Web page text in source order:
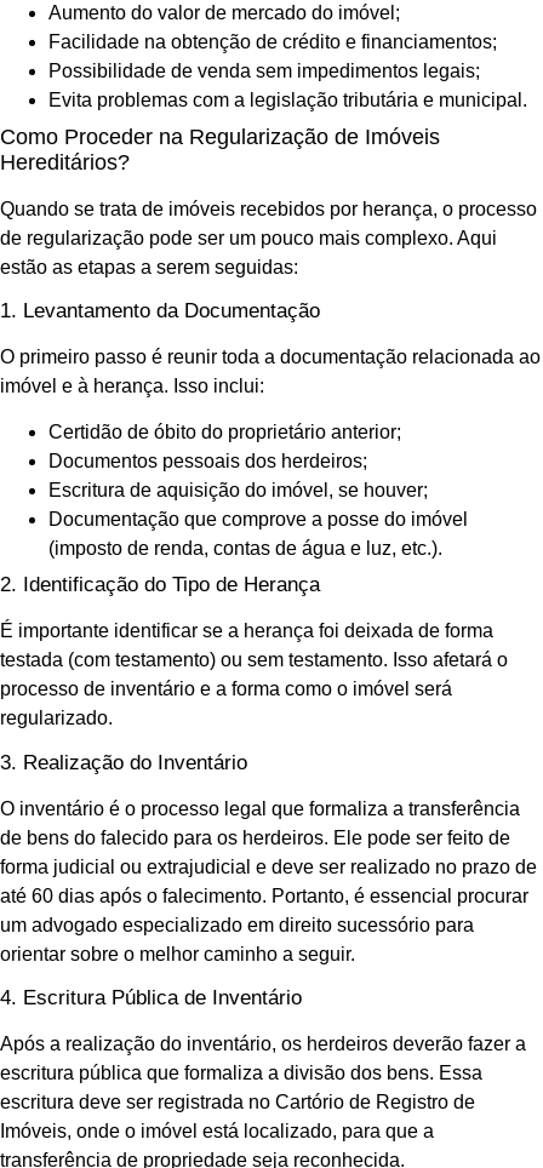
Aumento do valor de mercado do imóvel;
Facilidade na obtenção de crédito e financiamentos;
Possibilidade de venda sem impedimentos legais;
Evita problemas com a legislação tributária e municipal.
Como Proceder na Regularização de Imóveis
Hereditários?
Quando se trata de imóveis recebidos por herança, o processo
de regularização pode ser um pouco mais complexo. Aqui
estão as etapas a serem seguidas:
1. Levantamento da Documentação
O primeiro passo é reunir toda a documentação relacionada ao
imóvel e à herança. Isso inclui:
Certidão de óbito do proprietário anterior;
Documentos pessoais dos herdeiros;
Escritura de aquisição do imóvel, se houver;
Documentação que comprove a posse do imóvel
(imposto de renda, contas de água e luz, etc.).
2. Identificação do Tipo de Herança
É importante identificar se a herança foi deixada de forma
testada (com testamento) ou sem testamento. Isso afetará o
processo de inventário e a forma como o imóvel será
regularizado.
3. Realização do Inventário
O inventário é o processo legal que formaliza a transferência
de bens do falecido para os herdeiros. Ele pode ser feito de
forma judicial ou extrajudicial e deve ser realizado no prazo de
até 60 dias após o falecimento. Portanto, é essencial procurar
um advogado especializado em direito sucessório para
orientar sobre o melhor caminho a seguir.
4. Escritura Pública de Inventário
Após a realização do inventário, os herdeiros deverão fazer a
escritura pública que formaliza a divisão dos bens. Essa
escritura deve ser registrada no Cartório de Registro de
Imóveis, onde o imóvel está localizado, para que a
transferência de propriedade seja reconhecida.